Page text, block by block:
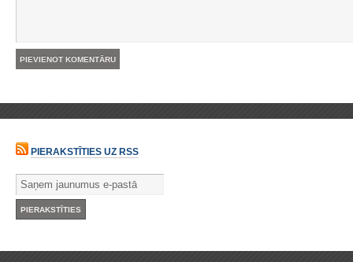
PIERAKSTĪTIES UZ RSS